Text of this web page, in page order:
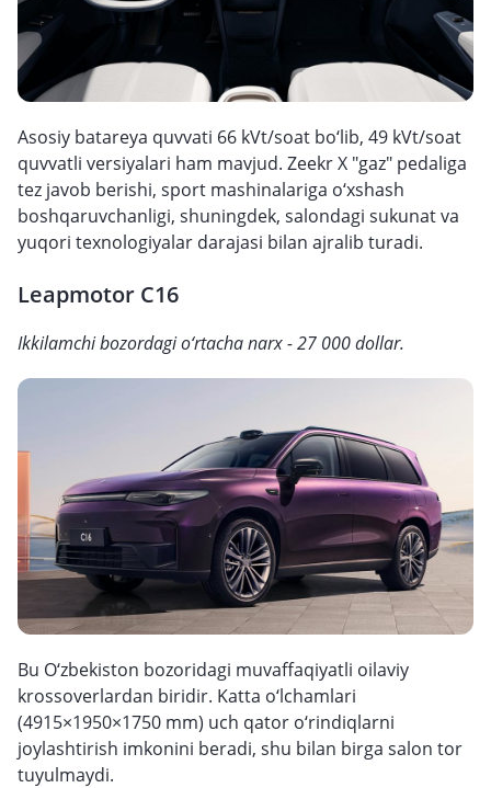
Asosiy batareya quvvati 66 kVt/soat bo‘lib, 49 kVt/soat
quvvatli versiyalari ham mavjud. Zeekr X "gaz" pedaliga
tez javob berishi, sport mashinalariga o‘xshash
boshqaruvchanligi, shuningdek, salondagi sukunat va
yuqori texnologiyalar darajasi bilan ajralib turadi.
Leapmotor C16
Ikkilamchi bozordagi o‘rtacha narx - 27 000 dollar.
Bu O‘zbekiston bozoridagi muvaffaqiyatli oilaviy
krossoverlardan biridir. Katta o‘lchamlari
(4915×1950×1750 mm) uch qator o‘rindiqlarni
joylashtirish imkonini beradi, shu bilan birga salon tor
tuyulmaydi.